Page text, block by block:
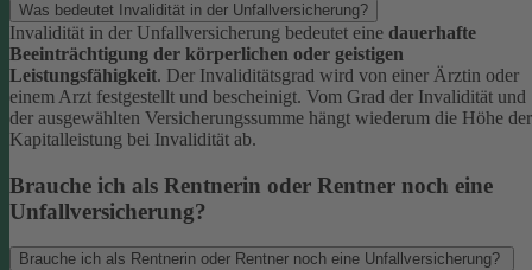
Was bedeutet Invalidität in der Unfallversicherung?
Invalidität in der Unfallversicherung bedeutet eine dauerhafte
Beeinträchtigung der körperlichen oder geistigen
Leistungsfähigkeit. Der Invaliditätsgrad wird von einer Ärztin oder
einem Arzt festgestellt und bescheinigt. Vom Grad der Invalidität und
der ausgewählten Versicherungssumme hängt wiederum die Höhe der
Kapitalleistung bei Invalidität ab.
Brauche ich als Rentnerin oder Rentner noch eine
Unfallversicherung?
Brauche ich als Rentnerin oder Rentner noch eine Unfallversicherung?